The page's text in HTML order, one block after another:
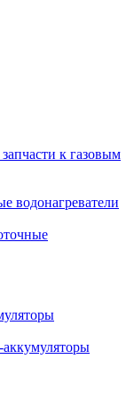
к газовым
водонагреватели